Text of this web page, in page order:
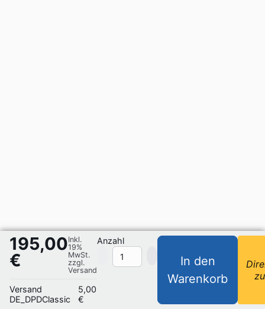
195,00
€
Inkl.
19%
MwSt.
zzgl.
Versand
Versand
DE_DPDClassic
5,00
€
Anzahl
In den
Warenkorb
zu